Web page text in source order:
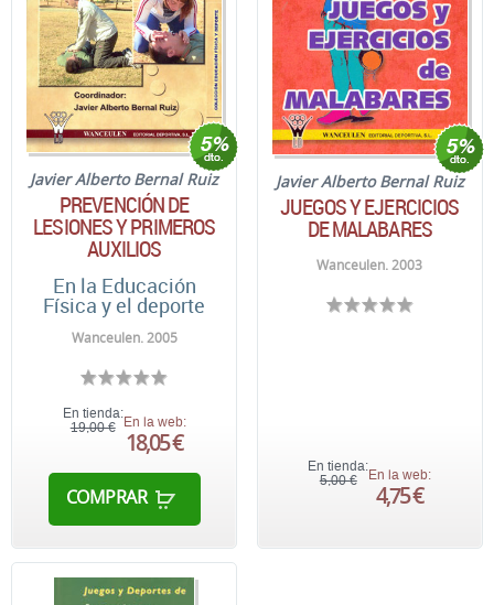
Javier Alberto Bernal Ruiz
PREVENCIÓN DE
LESIONES Y PRIMEROS
AUXILIOS
En la Educación
Física y el deporte
Wanceulen. 2005
En tienda:
19,00 € En la web:
18,05 €
COMPRAR
Javier Alberto Bernal Ruiz
JUEGOS Y EJERCICIOS
DE MALABARES
Wanceulen. 2003
En tienda:
5,00 €
En la web:
4,75 €